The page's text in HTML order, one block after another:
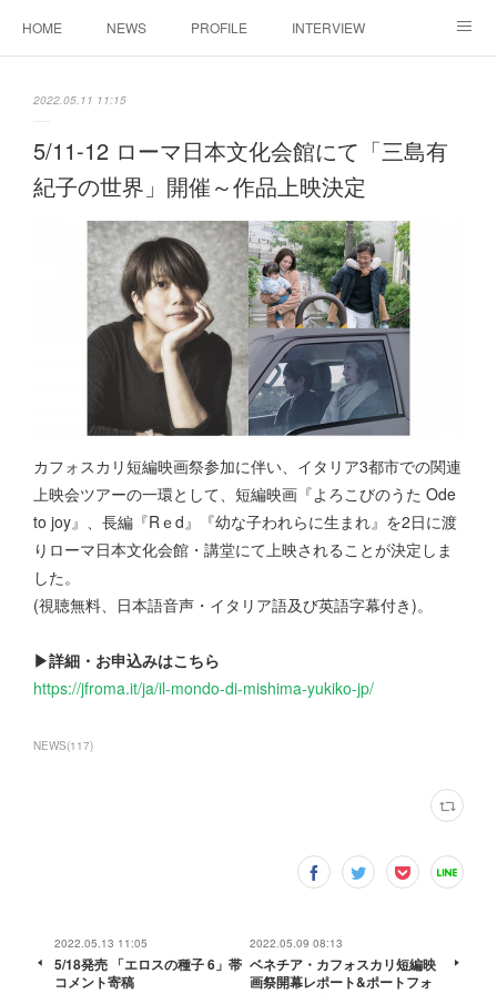
HOME NEWS PROFILE INTERVIEW
2022.05.11 11:15
5/11-12 ローマ日本文化会館にて「三島有
紀子の世界」開催～作品上映決定
カフォスカリ短編映画祭参加に伴い、イタリア3都市での関連
上映会ツアーの一環として、短編映画『よろこびのうた Ode
to joy』、長編『Rｅd』『幼な子われらに生まれ』を2日に渡
りローマ日本文化会館・講堂にて上映されることが決定しま
した。
(視聴無料、日本語音声・イタリア語及び英語字幕付き)。
▶詳細・お申込みはこちら
https://jfroma.it/ja/il-mondo-di-mishima-yukiko-jp/
NEWS(117)
2022.05.13 11:05
5/18発売 「エロスの種子 6」帯
コメント寄稿
2022.05.09 08:13
ベネチア・カフォスカリ短編映
画祭開幕レポート&ポートフォ